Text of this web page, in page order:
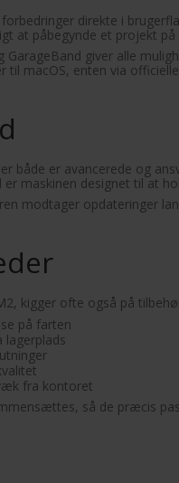
direkte i
at påbegynde et projekt
giver alle
macOS, enten via
er avancerede og
maskinen designet til at
modtager opdateringer
kigger ofte også på
på farten
lagerplads
fra kontoret
så de præcis